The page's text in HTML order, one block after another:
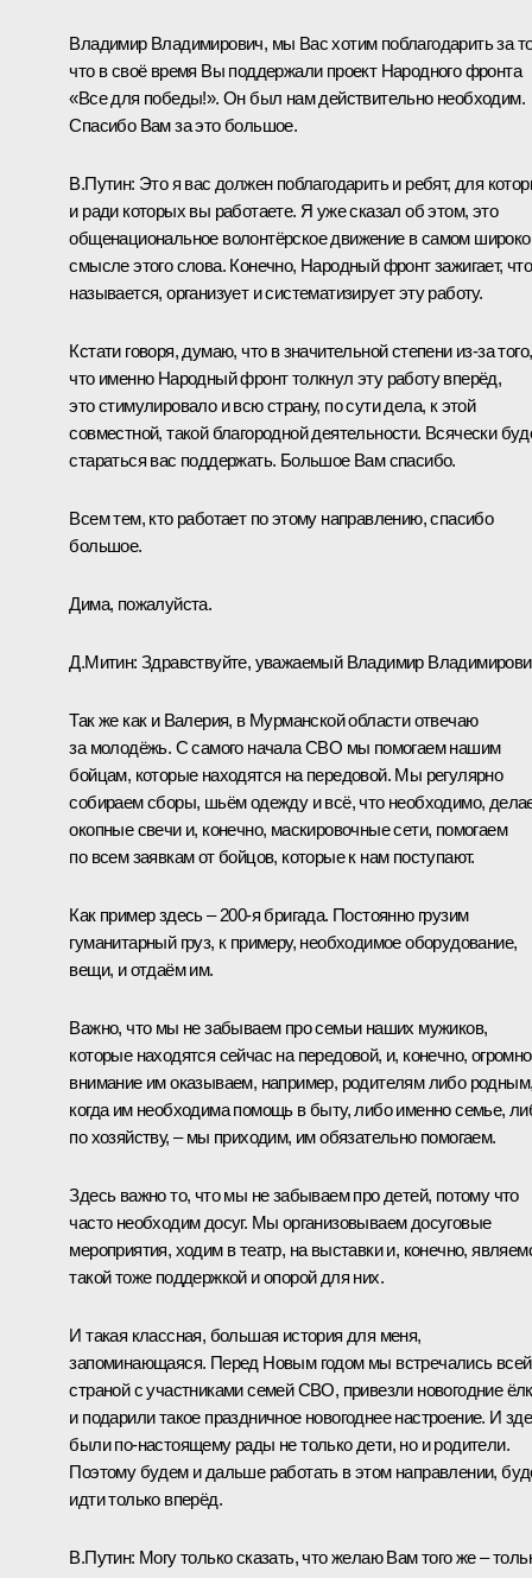
Владимир Владимирович, мы Вас хотим поблагодарить за
что в своё время Вы поддержали проект Народного фронта
«Все для победы!». Он был нам действительно необходим.
Спасибо Вам за это большое.
В.Путин: Это я вас должен поблагодарить и ребят, для
и ради которых вы работаете. Я уже сказал об этом, это
общенациональное волонтёрское движение в самом
смысле этого слова. Конечно, Народный фронт зажигает, что
называется, организует и систематизирует эту работу.
Кстати говоря, думаю, что в значительной степени из-за того,
что именно Народный фронт толкнул эту работу вперёд,
это стимулировало и всю страну, по сути дела, к этой
совместной, такой благородной деятельности. Всячески
стараться вас поддержать. Большое Вам спасибо.
Всем тем, кто работает по этому направлению, спасибо
большое.
Дима, пожалуйста.
Д.Митин: Здравствуйте, уважаемый Владимир
Так же как и Валерия, в Мурманской области отвечаю
за молодёжь. С самого начала СВО мы помогаем нашим
бойцам, которые находятся на передовой. Мы регулярно
собираем сборы, шьём одежду и всё, что необходимо,
окопные свечи и, конечно, маскировочные сети, помогаем
по всем заявкам от бойцов, которые к нам поступают.
Как пример здесь – 200-я бригада. Постоянно грузим
гуманитарный груз, к примеру, необходимое оборудование,
вещи, и отдаём им.
Важно, что мы не забываем про семьи наших мужиков,
которые находятся сейчас на передовой, и, конечно,
внимание им оказываем, например, родителям либо
когда им необходима помощь в быту, либо именно семье,
по хозяйству, – мы приходим, им обязательно помогаем.
Здесь важно то, что мы не забываем про детей, потому что
часто необходим досуг. Мы организовываем досуговые
мероприятия, ходим в театр, на выставки и, конечно,
такой тоже поддержкой и опорой для них.
И такая классная, большая история для меня,
запоминающаяся. Перед Новым годом мы встречались всей
страной с участниками семей СВО, привезли новогодние
и подарили такое праздничное новогоднее настроение. И
были по-настоящему рады не только дети, но и родители.
Поэтому будем и дальше работать в этом направлении,
идти только вперёд.
В.Путин: Могу только сказать, что желаю Вам того же –